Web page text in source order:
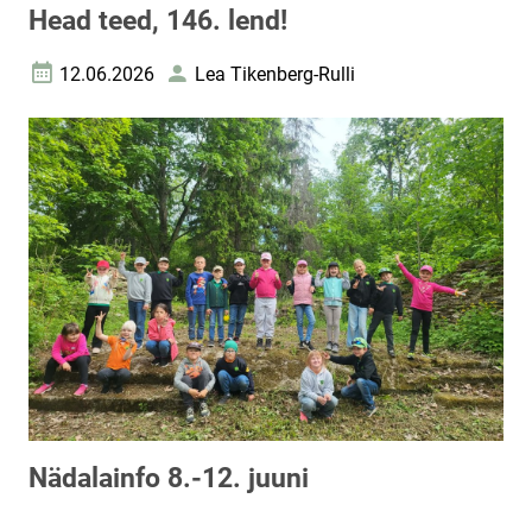
Head teed, 146. lend!
Loomise kuupäev
12.06.2026 AutorLea Tikenberg-Rulli
Nädalainfo 8.-12. juuni